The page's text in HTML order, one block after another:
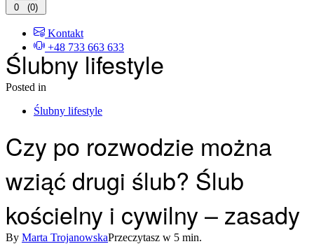
0 (0)
Kontakt
+48 733 663 633
Ślubny lifestyle
Posted in
Ślubny lifestyle
Czy po rozwodzie można
wziąć drugi ślub? Ślub
kościelny i cywilny – zasady
By Marta TrojanowskaPrzeczytasz w 5 min.